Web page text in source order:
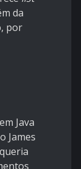
da
por
Java
James